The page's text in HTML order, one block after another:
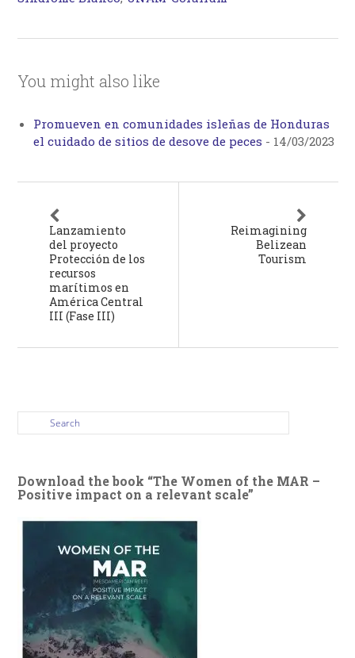
You might also like
Promueven en comunidades isleñas de Honduras
el cuidado de sitios de desove de peces - 14/03/2023
Lanzamiento
del proyecto
Protección de los
recursos
marítimos en
América Central
III (Fase III)
Reimagining
Belizean
Tourism
Download the book “The Women of the MAR –
Positive impact on a relevant scale”